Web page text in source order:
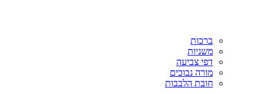
ברכות
משניות
דפי צביעה
מורה נבוכים
חובת הלבבות